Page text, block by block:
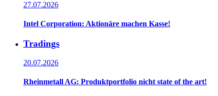
27.07.2026
Intel Corporation: Aktionäre machen Kasse!
Tradings
20.07.2026
Rheinmetall AG: Produktportfolio nicht state of the art!